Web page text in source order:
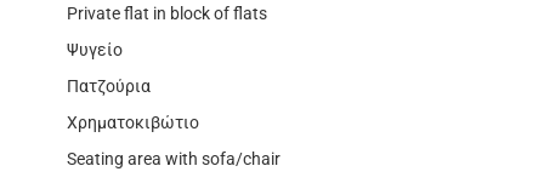
Private flat in block of flats
Ψυγείο
Πατζούρια
Χρηματοκιβώτιο
Seating area with sofa/chair